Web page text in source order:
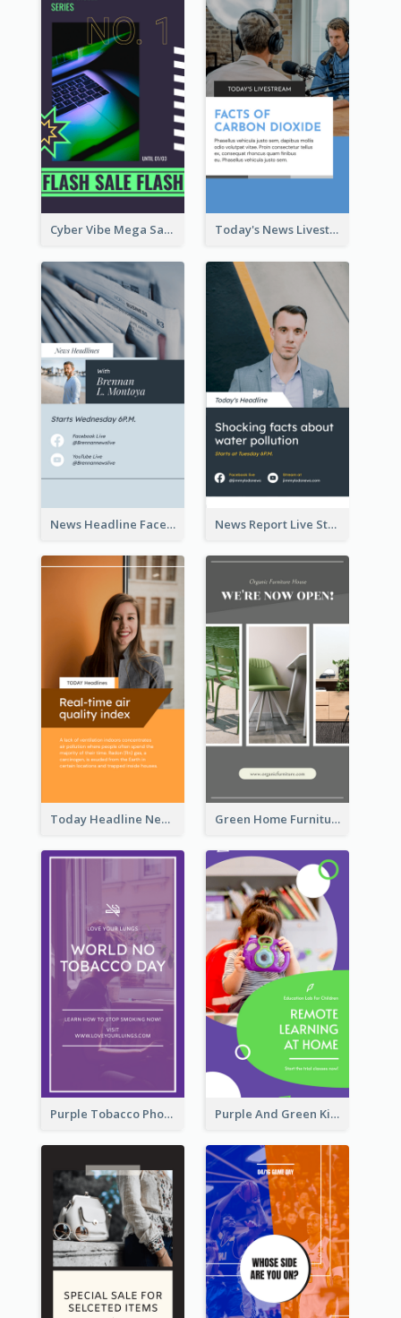
Cyber Vibe Mega Sale Instagram Stories Design Today's News Livestream Instagram Story
News Headline Facebook Streaming Instagram Story News Report Live Stream Instagram Story
Today Headline News Report Instagram Story Green Home Furniture Photos Shop Opening Instagram Story
Purple Tobacco Photo No Tobacco Day Instagram Story Purple And Green Kids Photo Remote Learning Instagram Story